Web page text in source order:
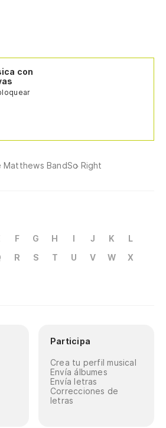
con
Matthews BandSo Right
F G H I J K
L
R S T U V W
X
Participa
Crea tu perfil musical
Envía álbumes
Envía letras
Correcciones de
letras